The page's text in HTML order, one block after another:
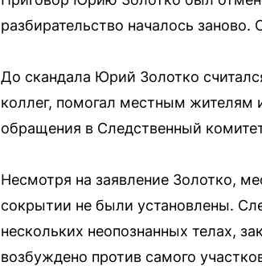
разбирательство началось
До скандала Юрий Золотко
коллег, помогал местным жителям
обращения в Следственный
Несмотря на заявление Золотко,
сокрытии не были установлены.
нескольких неопознанных телах,
возбуждено против самого